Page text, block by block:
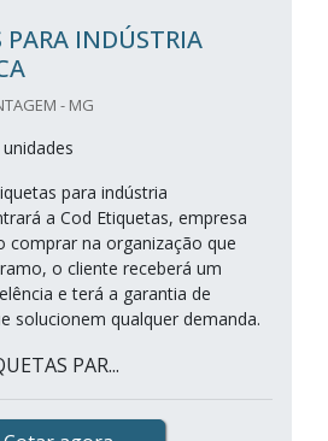
PARA INDÚSTRIA
- MG
para indústria
a Cod Etiquetas, empresa
comprar na organização que
o cliente receberá um
e terá a garantia de
solucionem qualquer demanda.
PAR...